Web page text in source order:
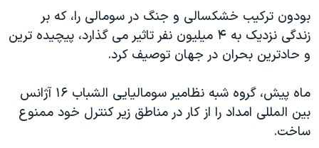
نرگس محمدی برنده جایزه نوبل صلح
همایش محافظه‌کاران آمریکا «سی‌پک»
سفر پرزیدنت ترامپ به چین
بودون ترکیب خشکسالی و جنگ در سومالی را، که بر
زندگی نزدیک به ۴ میلیون نفر تاثیر می گذارد، پیچیده ترین
و حادترین بحران در جهان توصیف کرد.
ماه پیش، گروه شبه نظامیر سومالیایی الشباب ۱۶ آژانس
بین المللی امداد را از کار در مناطق زیر کنترل خود ممنوع
ساخت.